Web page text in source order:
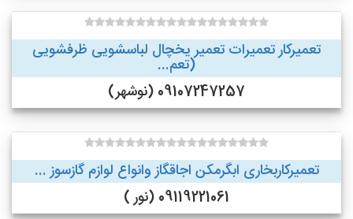
تعمیرکار تعمیرات تعمیر یخچال لباسشویی ظرفشویی
(تعم...
09107247257 (نوشهر)
تعمیرکاربخاری ابگرمکن اجاقگاز وانواع لوازم گازسوز ...
09119221061 (نور )